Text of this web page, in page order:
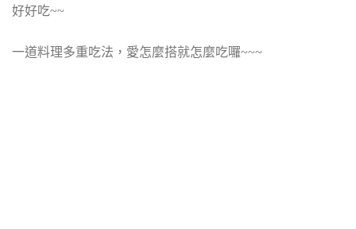
好好吃~~
一道料理多重吃法，愛怎麼搭就怎麼吃囉~~~